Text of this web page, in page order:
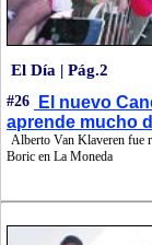
El Día | Pág.2
#26
El nuevo
aprende mucho
Alberto Van Klaveren fue
Boric en La Moneda